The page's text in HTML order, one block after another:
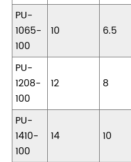
PU-
1065-
100
10 6.5
PU-
1208-
100
12 8
PU-
1410-
100
14 10